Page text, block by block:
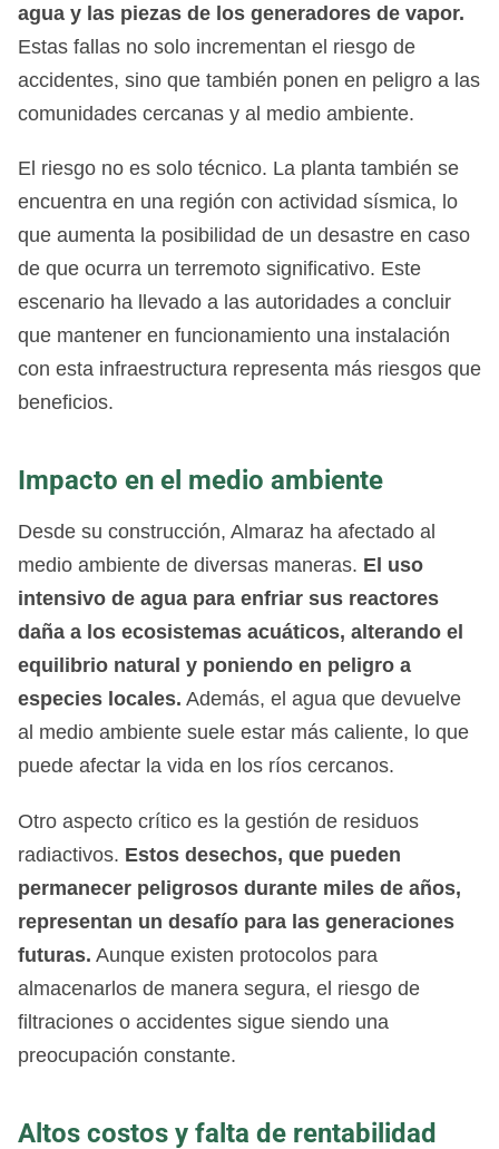
agua y las piezas de los generadores de vapor.
Estas fallas no solo incrementan el riesgo de
accidentes, sino que también ponen en peligro a las
comunidades cercanas y al medio ambiente.
El riesgo no es solo técnico. La planta también se
encuentra en una región con actividad sísmica, lo
que aumenta la posibilidad de un desastre en caso
de que ocurra un terremoto significativo. Este
escenario ha llevado a las autoridades a concluir
que mantener en funcionamiento una instalación
con esta infraestructura representa más riesgos que
beneficios.
Impacto en el medio ambiente
Desde su construcción, Almaraz ha afectado al
medio ambiente de diversas maneras. El uso
intensivo de agua para enfriar sus reactores
daña a los ecosistemas acuáticos, alterando el
equilibrio natural y poniendo en peligro a
especies locales. Además, el agua que devuelve
al medio ambiente suele estar más caliente, lo que
puede afectar la vida en los ríos cercanos.
Otro aspecto crítico es la gestión de residuos
radiactivos. Estos desechos, que pueden
permanecer peligrosos durante miles de años,
representan un desafío para las generaciones
futuras. Aunque existen protocolos para
almacenarlos de manera segura, el riesgo de
filtraciones o accidentes sigue siendo una
preocupación constante.
Altos costos y falta de rentabilidad